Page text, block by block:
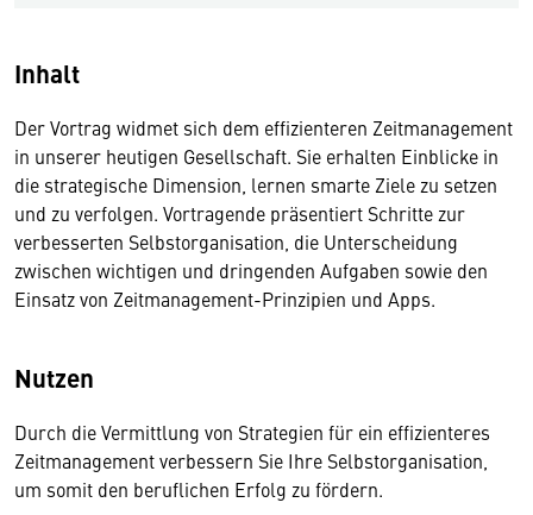
Inhalt
Der Vortrag widmet sich dem effizienteren Zeitmanagement
in unserer heutigen Gesellschaft. Sie erhalten Einblicke in
die strategische Dimension, lernen smarte Ziele zu setzen
und zu verfolgen. Vortragende präsentiert Schritte zur
verbesserten Selbstorganisation, die Unterscheidung
zwischen wichtigen und dringenden Aufgaben sowie den
Einsatz von Zeitmanagement-Prinzipien und Apps.
Nutzen
Durch die Vermittlung von Strategien für ein effizienteres
Zeitmanagement verbessern Sie Ihre Selbstorganisation,
um somit den beruflichen Erfolg zu fördern.